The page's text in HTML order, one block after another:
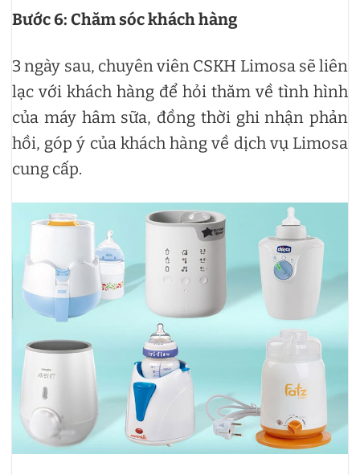
Bước 6: Chăm sóc khách hàng
3 ngày sau, chuyên viên CSKH Limosa sẽ liên
lạc với khách hàng để hỏi thăm về tình hình
của máy hâm sữa, đồng thời ghi nhận phản
hồi, góp ý của khách hàng về dịch vụ Limosa
cung cấp.